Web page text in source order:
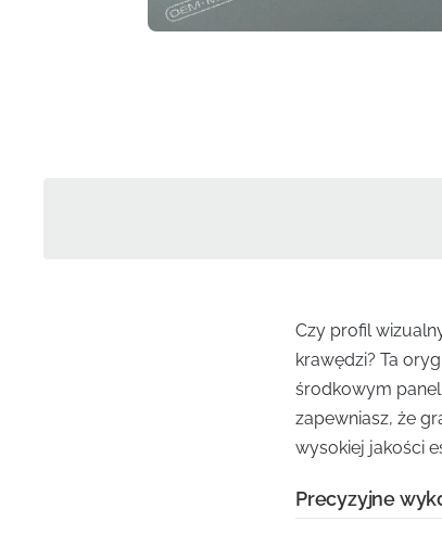
Czy profil
krawędzi? Ta
środkowym
zapewniasz, że
wysokiej jakości
Precyzyjne